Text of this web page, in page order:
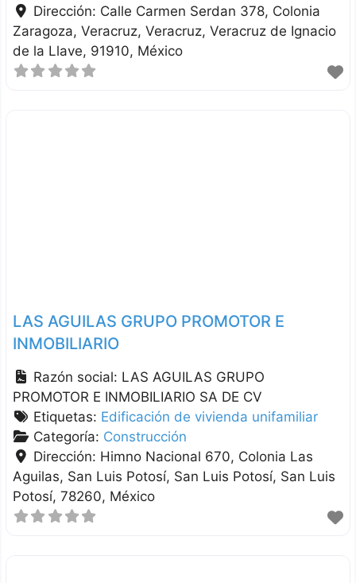
Dirección: Calle Carmen Serdan 378, Colonia
Zaragoza, Veracruz Veracruz Veracruz de Ignacio
de la Llave 91910 México
LAS AGUILAS GRUPO PROMOTOR E
INMOBILIARIO
Razón social: LAS AGUILAS GRUPO
PROMOTOR E INMOBILIARIO SA DE CV
Etiquetas: Edificación de vivienda unifamiliar
Categoría: Construcción
Dirección: Himno Nacional 670, Colonia Las
Aguilas, San Luis Potosí San Luis Potosí San Luis
Potosí 78260 México